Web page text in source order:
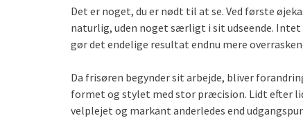
Det er noget, du er nødt til at se. Ved første
naturlig, uden noget særligt i sit udseende.
gør det endelige resultat endnu mere
Da frisøren begynder sit arbejde, bliver
formet og stylet med stor præcision. Lidt efter
velplejet og markant anderledes end